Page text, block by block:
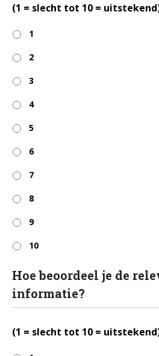
(1 = slecht tot 10 =
1
2
3
4
5
6
7
8
9
10
Hoe beoordeel je de
informatie?
(1 = slecht tot 10 =